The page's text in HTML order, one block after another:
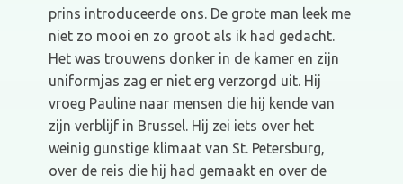
prins introduceerde ons. De grote man leek me
niet zo mooi en zo groot als ik had gedacht.
Het was trouwens donker in de kamer en zijn
uniformjas zag er niet erg verzorgd uit. Hij
vroeg Pauline naar mensen die hij kende van
zijn verblijf in Brussel. Hij zei iets over het
weinig gunstige klimaat van St. Petersburg,
over de reis die hij had gemaakt en over de